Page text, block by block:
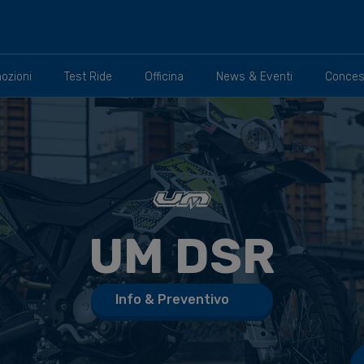
Test Ride Officina News & Eventi
UM DSR
Info & Preventivo